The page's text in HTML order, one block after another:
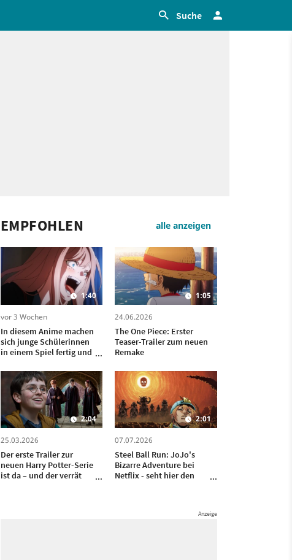
Suche
EMPFOHLEN alle anzeigen
1:40
vor 3 Wochen
In diesem Anime machen
sich junge Schülerinnen
in einem Spiel fertig und
1:05
24.06.2026
The One Piece: Erster
Teaser-Trailer zum neuen
Remake
2:04
25.03.2026
Der erste Trailer zur
neuen Harry Potter-Serie
ist da – und der verrät
2:01
07.07.2026
Steel Ball Run: JoJo's
Bizarre Adventure bei
Netflix - seht hier den